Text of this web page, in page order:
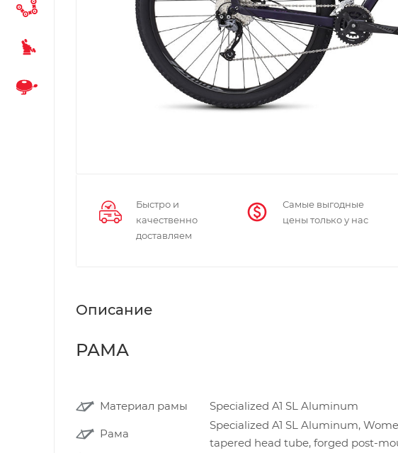
Быстро и
качественно
доставляем
Самые выгодные
цены только у нас
Описание
РАМА
Материал рамы Specialized A1 SL Aluminum
Рама
Specialized A1 SL Aluminum,
tapered head tube, forged post-